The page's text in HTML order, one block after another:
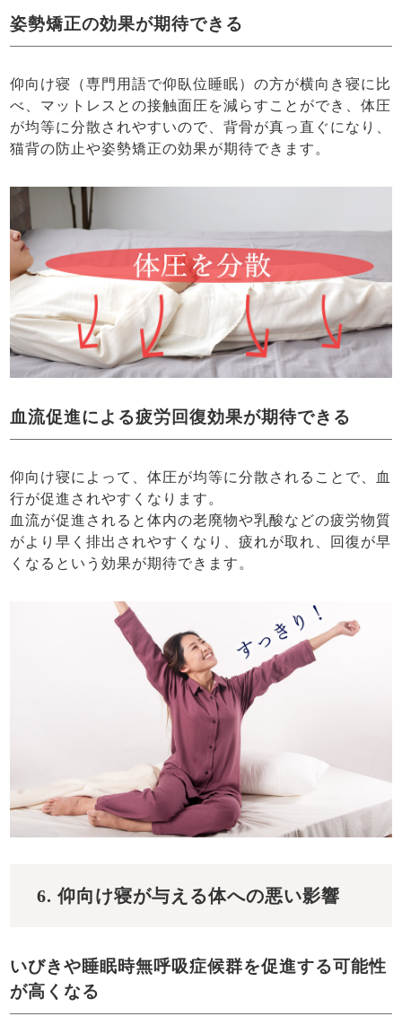
姿勢矯正の効果が期待できる
仰向け寝（専門用語で仰臥位睡眠）の方が横向き寝に比
べ、マットレスとの接触面圧を減らすことができ、体圧
が均等に分散されやすいので、背骨が真っ直ぐになり、
猫背の防止や姿勢矯正の効果が期待できます。
血流促進による疲労回復効果が期待できる
仰向け寝によって、体圧が均等に分散されることで、血
行が促進されやすくなります。
血流が促進されると体内の老廃物や乳酸などの疲労物質
がより早く排出されやすくなり、疲れが取れ、回復が早
くなるという効果が期待できます。
6. 仰向け寝が与える体への悪い影響
いびきや睡眠時無呼吸症候群を促進する可能性
が高くなる